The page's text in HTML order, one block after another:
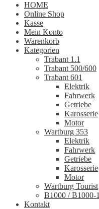
HOME
Online Shop
Kasse
Mein Konto
Warenkorb
Kategorien
Trabant 1.1
Trabant 500/600
Trabant 601
Elektrik
Fahrwerk
Getriebe
Karosserie
Motor
Wartburg 353
Elektrik
Fahrwerk
Getriebe
Karosserie
Motor
Wartburg Tourist
B1000 / B1000-1
Kontakt